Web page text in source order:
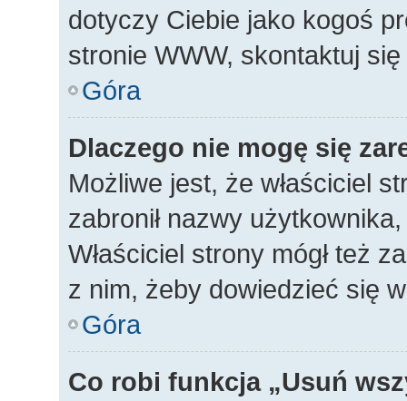
dotyczy Ciebie jako kogoś
stronie WWW, skontaktuj
Góra
Dlaczego nie mogę się
Możliwe jest, że właściciel
zabronił nazwy
Właściciel strony mógł też
z nim, żeby dowiedzieć się
Góra
Co robi funkcja „Usuń